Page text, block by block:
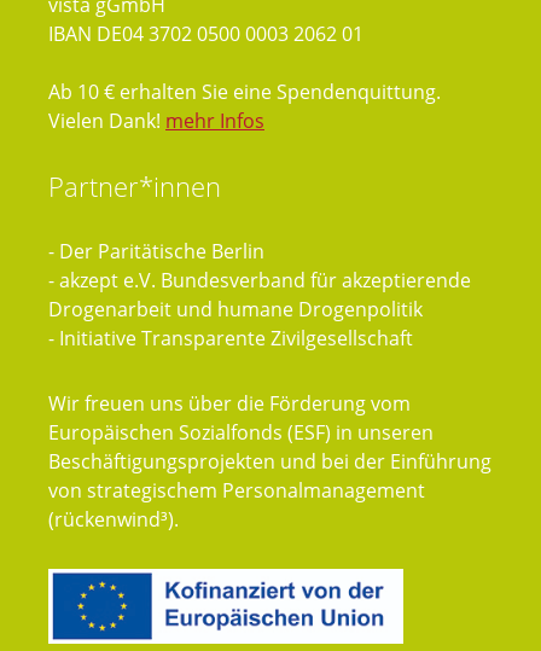
IBAN DE04 3702 0500 0003 2062 01
Ab 10 € erhalten Sie eine Spendenquittung.
Vielen Dank! mehr Infos
Partner*innen
- Der Paritätische Berlin
- akzept e.V. Bundesverband für akzeptierende
Drogenarbeit und humane Drogenpolitik
- Initiative Transparente Zivilgesellschaft
Wir freuen uns über die Förderung vom
Europäischen Sozialfonds (ESF) in unseren
Beschäftigungsprojekten und bei der Einführung
von strategischem Personalmanagement
(rückenwind³).